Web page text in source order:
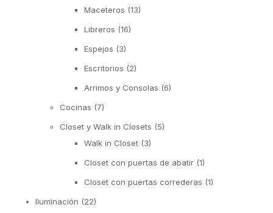
Maceteros (13)
Libreros (16)
Espejos (3)
Escritorios (2)
Arrimos y Consolas (6)
Cocinas (7)
Closet y Walk in Closets (5)
Walk in Closet (3)
Closet con puertas de abatir (1)
Closet con puertas correderas (1)
Iluminación (22)